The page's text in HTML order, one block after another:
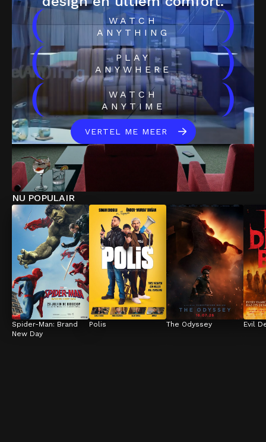
(
WATCH
ANYTHING
)
(
PLAY
ANYWHERE
)
(
WATCH
ANYTIME
)
VERTEL ME MEER
NU POPULAIR
Spider-Man: Brand
New Day
Polis The Odyssey Evil